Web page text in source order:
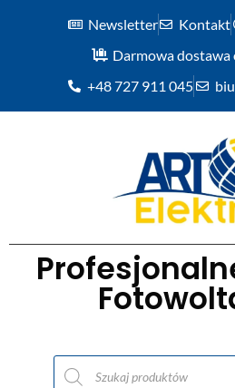
Newsletter Kontakt
Darmowa dostawa
+48 727 911 045